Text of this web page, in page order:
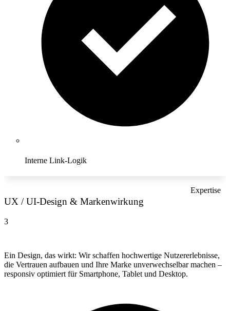
Interne Link-Logik
Expertise
UX / UI-Design & Markenwirkung
3
Ein Design, das wirkt: Wir schaffen hochwertige Nutzererlebnisse,
die Vertrauen aufbauen und Ihre Marke unverwechselbar machen –
responsiv optimiert für Smartphone, Tablet und Desktop.